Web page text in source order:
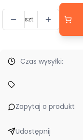
szt.
Czas wysyłki:
Zapytaj o produkt
Udostępnij